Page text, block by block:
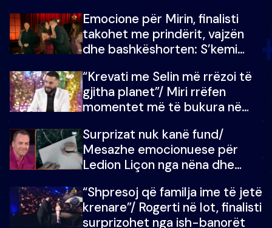
çmimin e madh
Emocione për Mirin, finalisti
takohet me prindërit, vajzën
dhe bashkëshorten: S’kemi
“Krevati me Selin më rrëzoi të
gjitha planet”/ Miri rrëfen
momentet më të bukura në
mungojë zilja e mëngjesit kur…
Surprizat nuk kanë fund/
Mesazhe emocionuese për
Ledion Liçon nga nëna dhe
mban dot lotët: Nuk meritoj…
“Shpresoj që familja ime të jetë
krenare”/ Rogerti në lot, finalisti
surprizohet nga ish-banorët